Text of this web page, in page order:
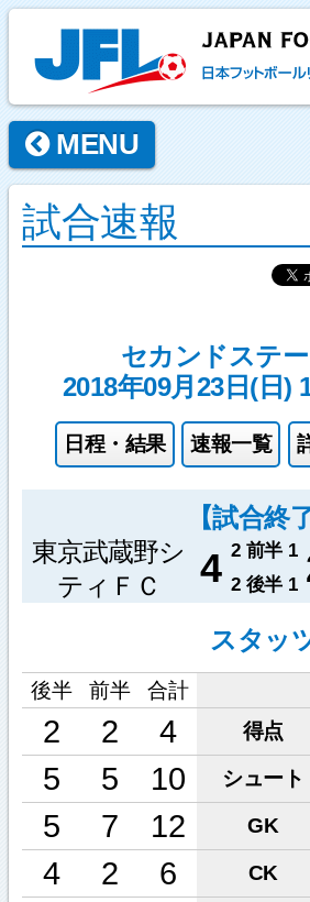
MENU
試合速報
セカンドステ
2018年09月23日(日)
日程・結果 速報一覧
【試合終
東京武蔵野シ
ティＦＣ
4 2 前半 1
2 後半 1
スタッ
後半 前半 合計
2 2 4 得点
5
5 10 シュート
5
7 12 GK
4
2 6 CK